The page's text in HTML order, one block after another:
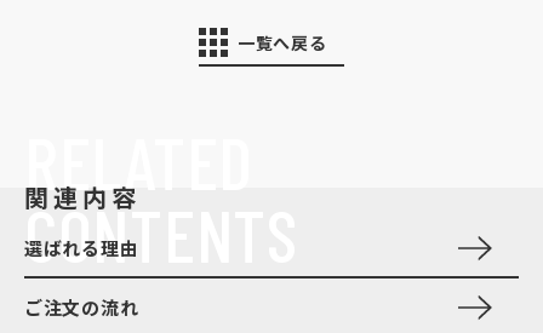
一覧へ戻る
CONTENTS
関連内容
選ばれる理由
ご注文の流れ